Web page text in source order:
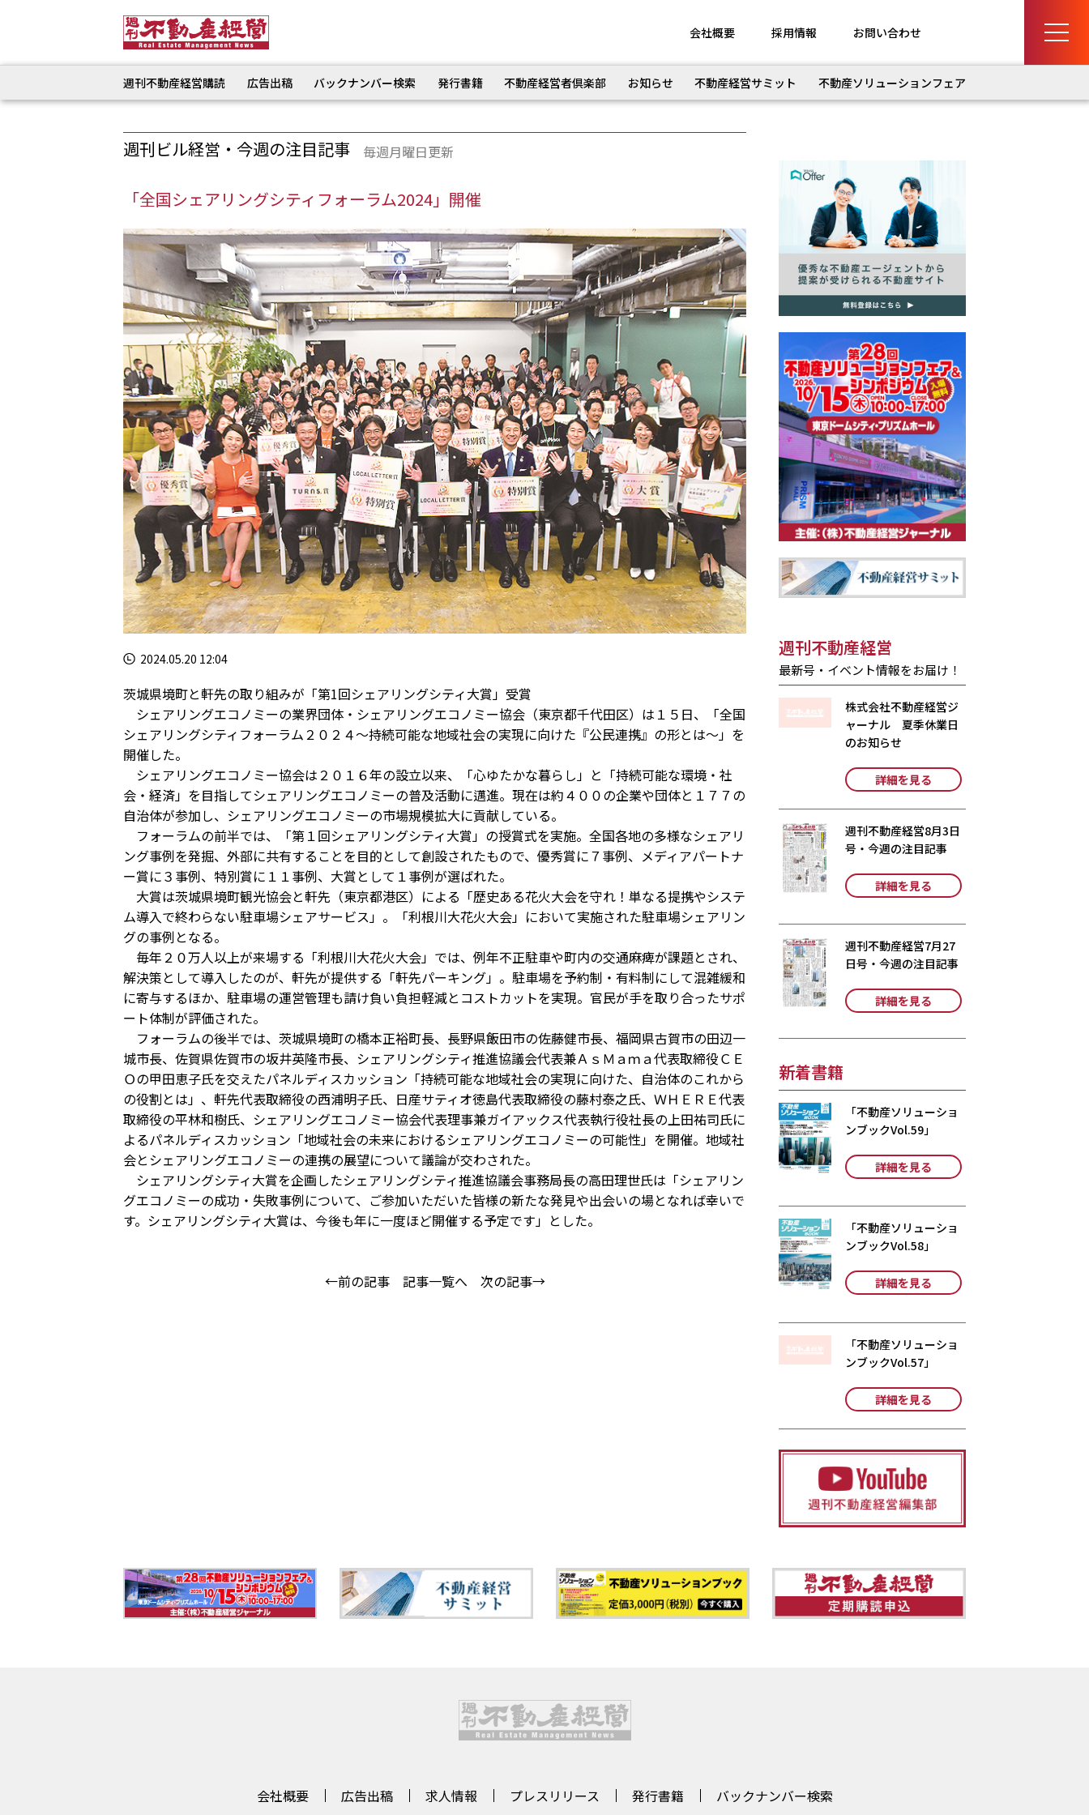
会社概要 採用情報 お問い合わせ
週刊不動産経営購読 広告出稿 バックナンバー検索 発行書籍 不動産経営者倶楽部 お知らせ 不動産経営サミット 不動産ソリューションフェア
週刊ビル経営・今週の注目記事 毎週月曜日更新
「全国シェアリングシティフォーラム2024」開催
2024.05.20 12:04
茨城県境町と軒先の取り組みが「第1回シェアリングシティ大賞」受賞
シェアリングエコノミーの業界団体・シェアリングエコノミー協会（東京都千代田区）は１５日、「全国
シェアリングシティフォーラム２０２４～持続可能な地域社会の実現に向けた『公民連携』の形とは～」を
開催した。
シェアリングエコノミー協会は２０１６年の設立以来、「心ゆたかな暮らし」と「持続可能な環境・社
会・経済」を目指してシェアリングエコノミーの普及活動に邁進。現在は約４００の企業や団体と１７７の
自治体が参加し、シェアリングエコノミーの市場規模拡大に貢献している。
フォーラムの前半では、「第１回シェアリングシティ大賞」の授賞式を実施。全国各地の多様なシェアリ
ング事例を発掘、外部に共有することを目的として創設されたもので、優秀賞に７事例、メディアパートナ
ー賞に３事例、特別賞に１１事例、大賞として１事例が選ばれた。
大賞は茨城県境町観光協会と軒先（東京都港区）による「歴史ある花火大会を守れ！単なる提携やシステ
ム導入で終わらない駐車場シェアサービス」。「利根川大花火大会」において実施された駐車場シェアリン
グの事例となる。
毎年２０万人以上が来場する「利根川大花火大会」では、例年不正駐車や町内の交通麻痺が課題とされ、
解決策として導入したのが、軒先が提供する「軒先パーキング」。駐車場を予約制・有料制にして混雑緩和
に寄与するほか、駐車場の運営管理も請け負い負担軽減とコストカットを実現。官民が手を取り合ったサポ
ート体制が評価された。
フォーラムの後半では、茨城県境町の橋本正裕町長、長野県飯田市の佐藤健市長、福岡県古賀市の田辺一
城市長、佐賀県佐賀市の坂井英隆市長、シェアリングシティ推進協議会代表兼ＡｓＭａｍａ代表取締役ＣＥ
Ｏの甲田恵子氏を交えたパネルディスカッション「持続可能な地域社会の実現に向けた、自治体のこれから
の役割とは」、軒先代表取締役の西浦明子氏、日産サティオ徳島代表取締役の藤村泰之氏、ＷＨＥＲＥ代表
取締役の平林和樹氏、シェアリングエコノミー協会代表理事兼ガイアックス代表執行役社長の上田祐司氏に
よるパネルディスカッション「地域社会の未来におけるシェアリングエコノミーの可能性」を開催。地域社
会とシェアリングエコノミーの連携の展望について議論が交わされた。
シェアリングシティ大賞を企画したシェアリングシティ推進協議会事務局長の高田理世氏は「シェアリン
グエコノミーの成功・失敗事例について、ご参加いただいた皆様の新たな発見や出会いの場となれば幸いで
す。シェアリングシティ大賞は、今後も年に一度ほど開催する予定です」とした。
←前の記事 記事一覧へ 次の記事→
週刊不動産経営
最新号・イベント情報をお届け！
株式会社不動産経営ジ
ャーナル 夏季休業日
のお知らせ
詳細を見る
週刊不動産経営8月3日
号・今週の注目記事
詳細を見る
週刊不動産経営7月27
日号・今週の注目記事
詳細を見る
新着書籍
「不動産ソリューショ
ンブックVol.59」
詳細を見る
「不動産ソリューショ
ンブックVol.58」
詳細を見る
「不動産ソリューショ
ンブックVol.57」
詳細を見る
会社概要 広告出稿 求人情報 プレスリリース 発行書籍 バックナンバー検索